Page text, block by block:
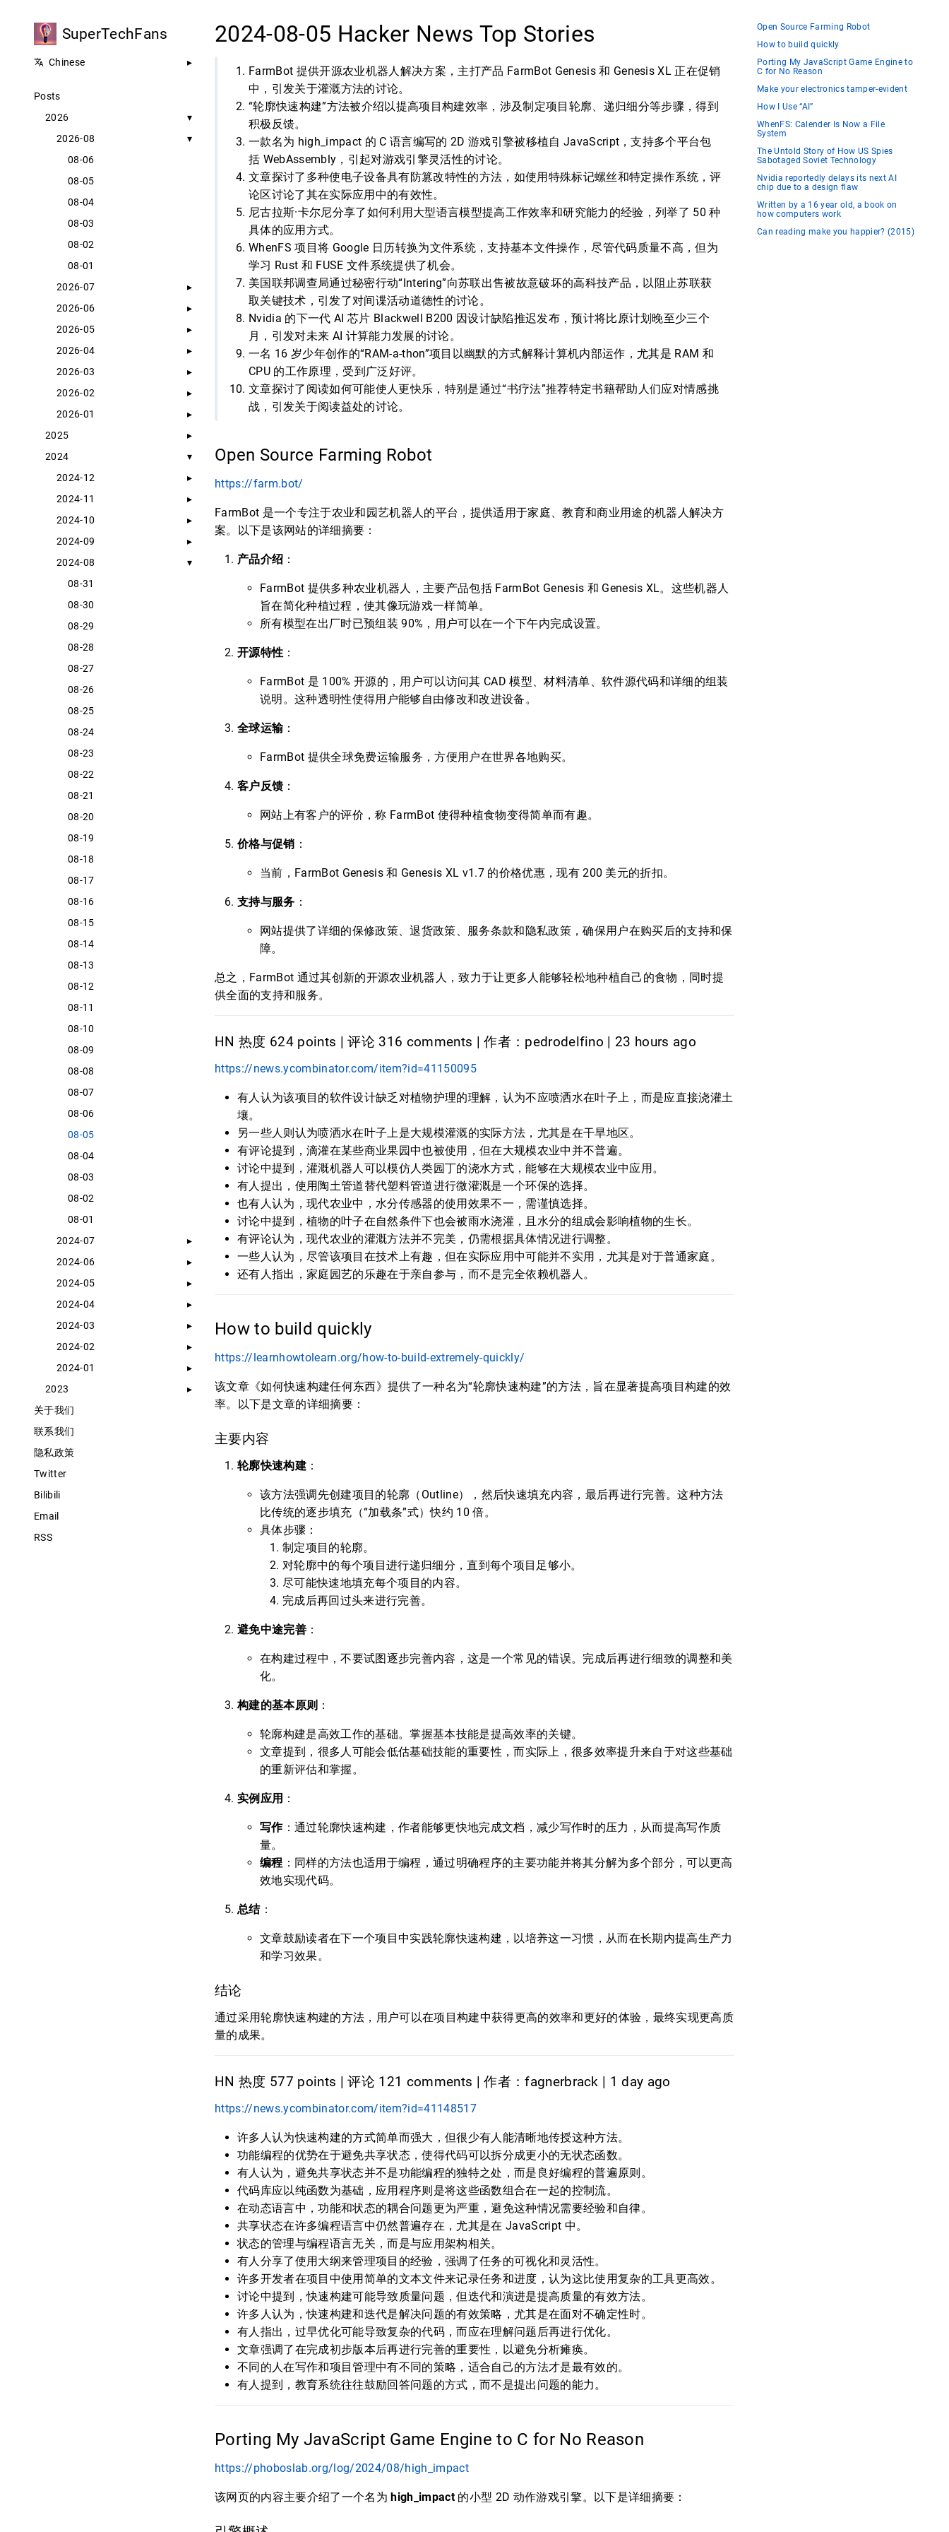
SuperTechFans
Chinese
Posts
2026
2026-08
08-06
08-05
08-04
08-03
08-02
08-01
2026-07
2026-06
2026-05
2026-04
2026-03
2026-02
2026-01
2025
2024
2024-12
2024-11
2024-10
2024-09
2024-08
08-31
08-30
08-29
08-28
08-27
08-26
08-25
08-24
08-23
08-22
08-21
08-20
08-19
08-18
08-17
08-16
08-15
08-14
08-13
08-12
08-11
08-10
08-09
08-08
08-07
08-06
08-05
08-04
08-03
08-02
08-01
2024-07
2024-06
2024-05
2024-04
2024-03
2024-02
2024-01
2023
关于我们
联系我们
隐私政策
Twitter
Bilibili
Email
RSS
2024-08-05 Hacker News Top Stories
FarmBot 提供开源农业机器人解决方案，主打产品 FarmBot Genesis 和 Genesis XL 正在促销
中，引发关于灌溉方法的讨论。
“轮廓快速构建”方法被介绍以提高项目构建效率，涉及制定项目轮廓、递归细分等步骤，得到
积极反馈。
一款名为 high_impact 的 C 语言编写的 2D 游戏引擎被移植自 JavaScript，支持多个平台包
括 WebAssembly，引起对游戏引擎灵活性的讨论。
文章探讨了多种使电子设备具有防篡改特性的方法，如使用特殊标记螺丝和特定操作系统，评
论区讨论了其在实际应用中的有效性。
尼古拉斯·卡尔尼分享了如何利用大型语言模型提高工作效率和研究能力的经验，列举了 50 种
具体的应用方式。
WhenFS 项目将 Google 日历转换为文件系统，支持基本文件操作，尽管代码质量不高，但为
学习 Rust 和 FUSE 文件系统提供了机会。
美国联邦调查局通过秘密行动“Intering”向苏联出售被故意破坏的高科技产品，以阻止苏联获
取关键技术，引发了对间谍活动道德性的讨论。
Nvidia 的下一代 AI 芯片 Blackwell B200 因设计缺陷推迟发布，预计将比原计划晚至少三个
月，引发对未来 AI 计算能力发展的讨论。
一名 16 岁少年创作的“RAM-a-thon”项目以幽默的方式解释计算机内部运作，尤其是 RAM 和
CPU 的工作原理，受到广泛好评。
文章探讨了阅读如何可能使人更快乐，特别是通过“书疗法”推荐特定书籍帮助人们应对情感挑
战，引发关于阅读益处的讨论。
Open Source Farming Robot
https://farm.bot/
FarmBot 是一个专注于农业和园艺机器人的平台，提供适用于家庭、教育和商业用途的机器人解决方
案。以下是该网站的详细摘要：
产品介绍 ：
FarmBot 提供多种农业机器人，主要产品包括 FarmBot Genesis 和 Genesis XL。这些机器人
旨在简化种植过程，使其像玩游戏一样简单。
所有模型在出厂时已预组装 90%，用户可以在一个下午内完成设置。
开源特性 ：
FarmBot 是 100% 开源的，用户可以访问其 CAD 模型、材料清单、软件源代码和详细的组装
说明。这种透明性使得用户能够自由修改和改进设备。
全球运输：
FarmBot 提供全球免费运输服务，方便用户在世界各地购买。
客户反馈 ：
网站上有客户的评价，称 FarmBot 使得种植食物变得简单而有趣。
价格与促销 ：
当前，FarmBot Genesis 和 Genesis XL v1.7 的价格优惠，现有 200 美元的折扣。
支持与服务 ：
网站提供了详细的保修政策、退货政策、服务条款和隐私政策，确保用户在购买后的支持和保
障。
总之，FarmBot 通过其创新的开源农业机器人，致力于让更多人能够轻松地种植自己的食物，同时提
供全面的支持和服务。
HN 热度 624 points | 评论 316 comments | 作者：pedrodelfino | 23 hours ago
https://news.ycombinator.com/item?id=41150095
有人认为该项目的软件设计缺乏对植物护理的理解，认为不应喷洒水在叶子上，而是应直接浇灌土
壤。
另一些人则认为喷洒水在叶子上是大规模灌溉的实际方法，尤其是在干旱地区。
有评论提到，滴灌在某些商业果园中也被使用，但在大规模农业中并不普遍。
讨论中提到，灌溉机器人可以模仿人类园丁的浇水方式，能够在大规模农业中应用。
有人提出，使用陶土管道替代塑料管道进行微灌溉是一个环保的选择。
也有人认为，现代农业中，水分传感器的使用效果不一，需谨慎选择。
讨论中提到，植物的叶子在自然条件下也会被雨水浇灌，且水分的组成会影响植物的生长。
有评论认为，现代农业的灌溉方法并不完美，仍需根据具体情况进行调整。
一些人认为，尽管该项目在技术上有趣，但在实际应用中可能并不实用，尤其是对于普通家庭。
还有人指出，家庭园艺的乐趣在于亲自参与，而不是完全依赖机器人。
How to build quickly
https://learnhowtolearn.org/how-to-build-extremely-quickly/
该文章《如何快速构建任何东西》提供了一种名为“轮廓快速构建”的方法，旨在显著提高项目构建的效
率。以下是文章的详细摘要：
主要内容
轮廓快速构建：
该方法强调先创建项目的轮廓（Outline），然后快速填充内容，最后再进行完善。这种方法
比传统的逐步填充（“加载条”式）快约 10 倍。
具体步骤：
制定项目的轮廓。
对轮廓中的每个项目进行递归细分，直到每个项目足够小。
尽可能快速地填充每个项目的内容。
完成后再回过头来进行完善。
避免中途完善：
在构建过程中，不要试图逐步完善内容，这是一个常见的错误。完成后再进行细致的调整和美
化。
构建的基本原则 ：
轮廓构建是高效工作的基础。掌握基本技能是提高效率的关键。
文章提到，很多人可能会低估基础技能的重要性，而实际上，很多效率提升来自于对这些基础
的重新评估和掌握。
实例应用 ：
写作：通过轮廓快速构建，作者能够更快地完成文档，减少写作时的压力，从而提高写作质
量。
编程 ：同样的方法也适用于编程，通过明确程序的主要功能并将其分解为多个部分，可以更高
效地实现代码。
总结：
文章鼓励读者在下一个项目中实践轮廓快速构建，以培养这一习惯，从而在长期内提高生产力
和学习效果。
结论
通过采用轮廓快速构建的方法，用户可以在项目构建中获得更高的效率和更好的体验，最终实现更高质
量的成果。
HN 热度 577 points | 评论 121 comments | 作者：fagnerbrack | 1 day ago
https://news.ycombinator.com/item?id=41148517
许多人认为快速构建的方式简单而强大，但很少有人能清晰地传授这种方法。
功能编程的优势在于避免共享状态，使得代码可以拆分成更小的无状态函数。
有人认为，避免共享状态并不是功能编程的独特之处，而是良好编程的普遍原则。
代码库应以纯函数为基础，应用程序则是将这些函数组合在一起的控制流。
在动态语言中，功能和状态的耦合问题更为严重，避免这种情况需要经验和自律。
共享状态在许多编程语言中仍然普遍存在，尤其是在 JavaScript 中。
状态的管理与编程语言无关，而是与应用架构相关。
有人分享了使用大纲来管理项目的经验，强调了任务的可视化和灵活性。
许多开发者在项目中使用简单的文本文件来记录任务和进度，认为这比使用复杂的工具更高效。
讨论中提到，快速构建可能导致质量问题，但迭代和演进是提高质量的有效方法。
许多人认为，快速构建和迭代是解决问题的有效策略，尤其是在面对不确定性时。
有人指出，过早优化可能导致复杂的代码，而应在理解问题后再进行优化。
文章强调了在完成初步版本后再进行完善的重要性，以避免分析瘫痪。
不同的人在写作和项目管理中有不同的策略，适合自己的方法才是最有效的。
有人提到，教育系统往往鼓励回答问题的方式，而不是提出问题的能力。
Porting My JavaScript Game Engine to C for No Reason
https://phoboslab.org/log/2024/08/high_impact
该网页的内容主要介绍了一个名为 high_impact的小型 2D 动作游戏引擎。以下是详细摘要：
Open Source Farming Robot
How to build quickly
Porting My JavaScript Game Engine to
C for No Reason
Make your electronics tamper-evident
How I Use “AI”
WhenFS: Calender Is Now a File
System
The Untold Story of How US Spies
Sabotaged Soviet Technology
Nvidia reportedly delays its next AI
chip due to a design flaw
Written by a 16 year old, a book on
how computers work
Can reading make you happier? (2015)